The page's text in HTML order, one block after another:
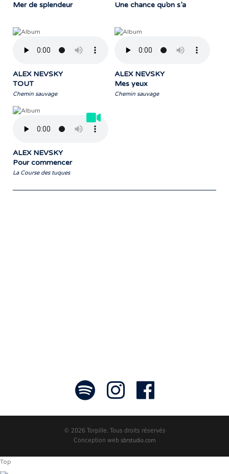
Mer de splendeur
Une chance qu’on s’a
ALEX NEVSKY
TOUT
Chemin sauvage
ALEX NEVSKY
Mes yeux
Chemin sauvage
ALEX NEVSKY
Pour commencer
La Course des tuques
© 2026 Torpille. Tous droits réservés
Conception web sbrstudio.com
Top